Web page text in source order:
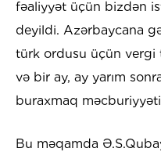
fəaliyyət üçün bizdən
deyildi. Azərbaycana
türk ordusu üçün
və bir ay, ay yarım
buraxmaq
Bu məqamda